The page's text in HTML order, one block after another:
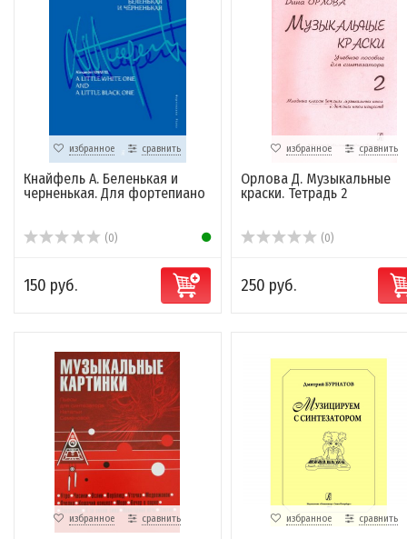
избранное сравнить
Кнайфель А. Беленькая и
черненькая. Для фортепиано
(0)
150 руб.
избранное сравнить
Орлова Д. Музыкальные
краски. Тетрадь 2
(0)
250 руб.
избранное сравнить избранное сравнить